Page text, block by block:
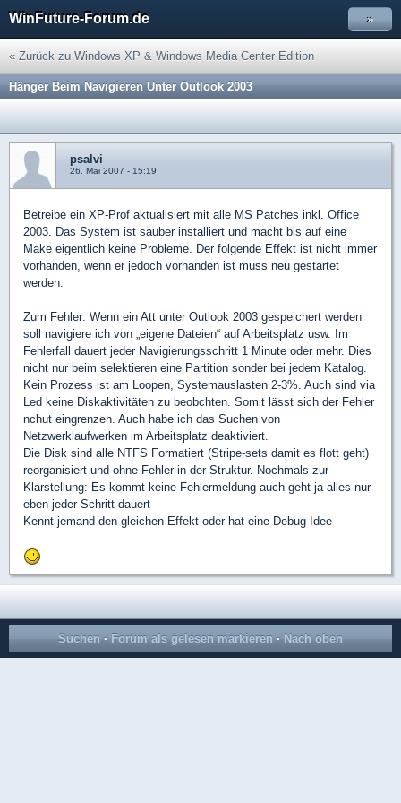
WinFuture-Forum.de »
« Zurück zu Windows XP & Windows Media Center Edition
Hänger Beim Navigieren Unter Outlook 2003
psalvi
26. Mai 2007 - 15:19
Betreibe ein XP-Prof aktualisiert mit alle MS Patches inkl. Office
2003. Das System ist sauber installiert und macht bis auf eine
Make eigentlich keine Probleme. Der folgende Effekt ist nicht immer
vorhanden, wenn er jedoch vorhanden ist muss neu gestartet
werden.
Zum Fehler: Wenn ein Att unter Outlook 2003 gespeichert werden
soll navigiere ich von „eigene Dateien“ auf Arbeitsplatz usw. Im
Fehlerfall dauert jeder Navigierungsschritt 1 Minute oder mehr. Dies
nicht nur beim selektieren eine Partition sonder bei jedem Katalog.
Kein Prozess ist am Loopen, Systemauslasten 2-3%. Auch sind via
Led keine Diskaktivitäten zu beobchten. Somit lässt sich der Fehler
nchut eingrenzen. Auch habe ich das Suchen von
Netzwerklaufwerken im Arbeitsplatz deaktiviert.
Die Disk sind alle NTFS Formatiert (Stripe-sets damit es flott geht)
reorganisiert und ohne Fehler in der Struktur. Nochmals zur
Klarstellung: Es kommt keine Fehlermeldung auch geht ja alles nur
eben jeder Schritt dauert
Kennt jemand den gleichen Effekt oder hat eine Debug Idee
Suchen · Forum als gelesen markieren · Nach oben